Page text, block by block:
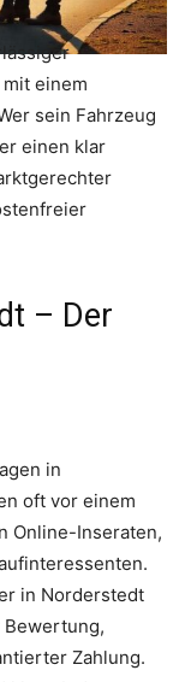
einem
sein Fahrzeug
einen klar
– Der
in
oft vor einem
Online-Inseraten,
in Norderstedt
Zahlung.